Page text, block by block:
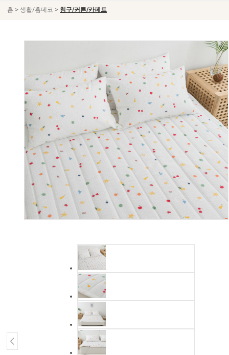
홈 > 생활/홈데코 > 침구/커튼/카페트